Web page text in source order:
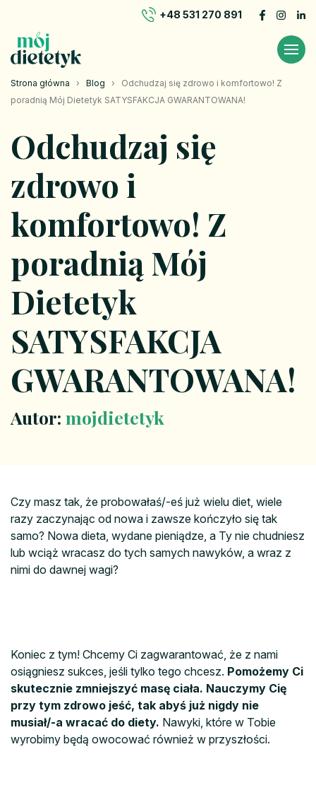
+48 531 270 891
Strona główna › Blog › Odchudzaj się zdrowo i komfortowo! Z
poradnią Mój Dietetyk SATYSFAKCJA GWARANTOWANA!
Odchudzaj się
zdrowo i
komfortowo! Z
poradnią Mój
Dietetyk
SATYSFAKCJA
GWARANTOWANA!
Autor: mojdietetyk
Czy masz tak, że probowałaś/-eś już wielu diet, wiele
razy zaczynając od nowa i zawsze kończyło się tak
samo? Nowa dieta, wydane pieniądze, a Ty nie chudniesz
lub wciąż wracasz do tych samych nawyków, a wraz z
nimi do dawnej wagi?
Koniec z tym! Chcemy Ci zagwarantować, że z nami
osiągniesz sukces, jeśli tylko tego chcesz. Pomożemy Ci
skutecznie zmniejszyć masę ciała. Nauczymy Cię
przy tym zdrowo jeść, tak abyś już nigdy nie
musiał/-a wracać do diety. Nawyki, które w Tobie
wyrobimy będą owocować również w przyszłości.